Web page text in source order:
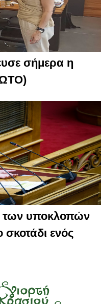
σήμερα η
των υποκλοπών
σκοτάδι ενός